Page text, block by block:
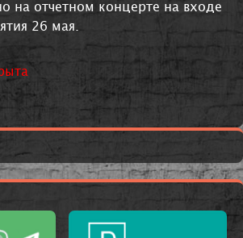
на отчетном концерте на входе
26 мая.